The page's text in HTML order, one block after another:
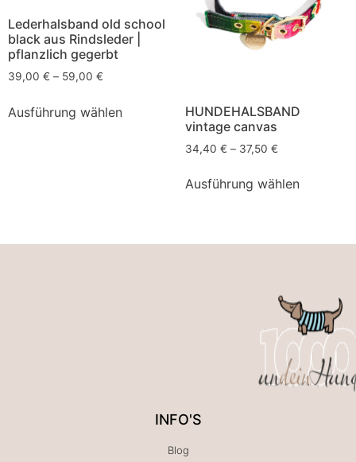
Lederhalsband old school
black aus Rindsleder |
pflanzlich gegerbt
39,00 € – 59,00 €
Ausführung wählen
HUNDEHALSBAND
vintage canvas
34,40 € – 37,50 €
Ausführung wählen
INFO'S
Blog